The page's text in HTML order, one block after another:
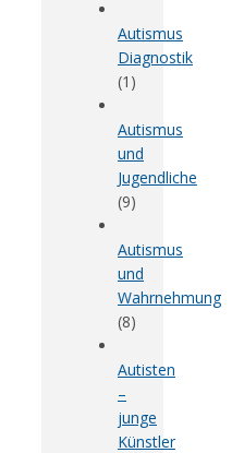
Autismus
Diagnostik
(1)
Autismus
und
Jugendliche
(9)
Autismus
und
Wahrnehmung
(8)
Autisten
–
junge
Künstler